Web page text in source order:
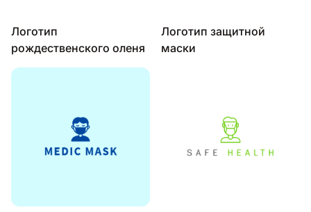
Логотип
рождественского оленя
Логотип защитной
маски